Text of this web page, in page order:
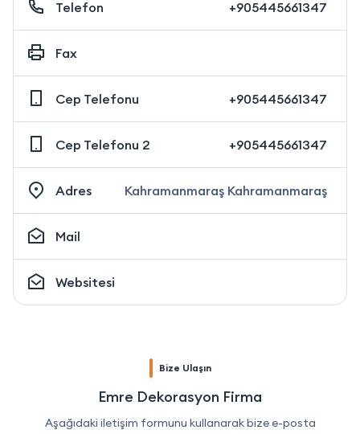
Telefon +905445661347
Fax
Cep Telefonu +905445661347
Cep Telefonu 2 +905445661347
Adres Kahramanmaraş Kahramanmaraş
Mail
Websitesi
Bize Ulaşın
Emre Dekorasyon Firma
Aşağıdaki iletişim formunu kullanarak bize e-posta